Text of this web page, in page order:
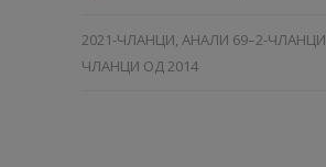
2021-ЧЛАНЦИ, АНАЛИ 69–2-ЧЛАНЦИ
ЧЛАНЦИ ОД 2014